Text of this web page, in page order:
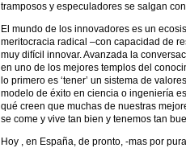
tramposos y especuladores se salgan
El mundo de los innovadores es un
meritocracia radical –con capacidad de
muy difícil innovar. Avanzada la
en uno de los mejores templos del
lo primero es ‘tener’ un sistema de
modelo de éxito en ciencia o ingeniería
qué creen que muchas de nuestras
se come y vive tan bien y tenemos tan
Hoy , en España, de pronto, -mas por